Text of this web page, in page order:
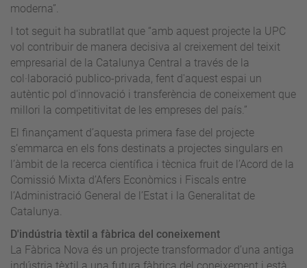
moderna”.
I tot seguit ha subratllat que “amb aquest projecte la UPC
vol contribuir de manera decisiva al creixement del teixit
empresarial de la Catalunya Central a través de la
col·laboració publico-privada, fent d'aquest espai un
autèntic pol d'innovació i transferència de coneixement que
millori la competitivitat de les empreses del país.”
El finançament d’aquesta primera fase del projecte
s’emmarca en els fons destinats a projectes singulars en
l’àmbit de la recerca científica i tècnica fruit de l’Acord de la
Comissió Mixta d’Afers Econòmics i Fiscals entre
l’Administració General de l’Estat i la Generalitat de
Catalunya.
D'indústria tèxtil a fàbrica del coneixement
La Fàbrica Nova és un projecte transformador d’una antiga
indústria tèxtil a una futura fàbrica del coneixement i està